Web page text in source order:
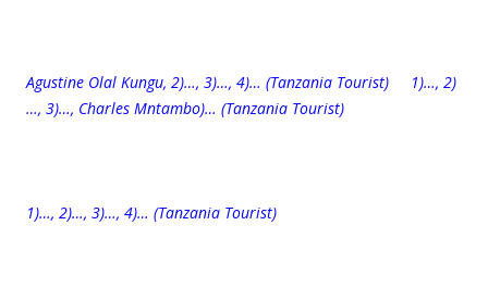
Agustine Olal Kungu, 2)…, 3)…, 4)… (Tanzania Tourist) 1)…, 2)
…, 3)…, Charles Mntambo)… (Tanzania Tourist)
1)…, 2)…, 3)…, 4)… (Tanzania Tourist)